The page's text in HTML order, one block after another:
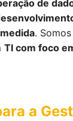
de
.
TI com foco
a